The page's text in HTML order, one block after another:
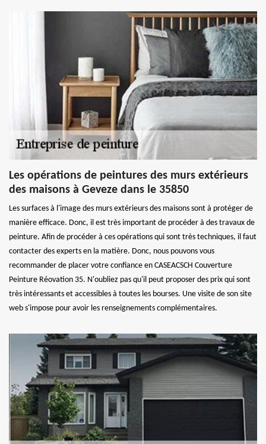
Les opérations de peintures des murs extérieurs
des maisons à Geveze dans le 35850
Les surfaces à l'image des murs extérieurs des maisons sont à protéger de
manière efficace. Donc, il est très important de procéder à des travaux de
peinture. Afin de procéder à ces opérations qui sont très techniques, il faut
contacter des experts en la matière. Donc, nous pouvons vous
recommander de placer votre confiance en CASEACSCH Couverture
Peinture Réovation 35. N'oubliez pas qu'il peut proposer des prix qui sont
très intéressants et accessibles à toutes les bourses. Une visite de son site
web s'impose pour avoir les renseignements complémentaires.